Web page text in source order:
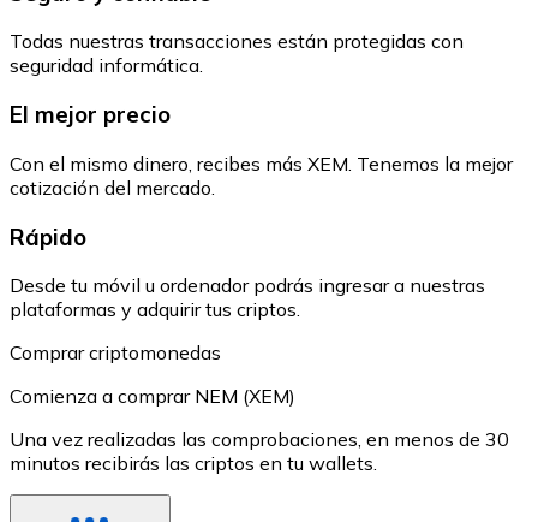
Todas nuestras transacciones están protegidas con
seguridad informática.
El mejor precio
Con el mismo dinero, recibes más XEM. Tenemos la mejor
cotización del mercado.
Rápido
Desde tu móvil u ordenador podrás ingresar a nuestras
plataformas y adquirir tus criptos.
Comprar criptomonedas
Comienza a comprar NEM (XEM)
Una vez realizadas las comprobaciones, en menos de 30
minutos recibirás las criptos en tu wallets.